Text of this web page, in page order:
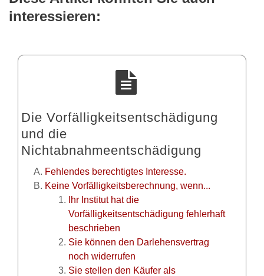
interessieren:
Die Vorfälligkeitsentschädigung
und die
Nichtabnahmeentschädigung
Fehlendes berechtigtes Interesse.
Keine Vorfälligkeitsberechnung, wenn...
Ihr Institut hat die
Vorfälligkeitsentschädigung fehlerhaft
beschrieben
Sie können den Darlehensvertrag
noch widerrufen
Sie stellen den Käufer als